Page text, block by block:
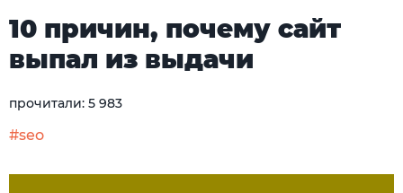
10 причин, почему сайт
выпал из выдачи
прочитали: 5 983
#seo